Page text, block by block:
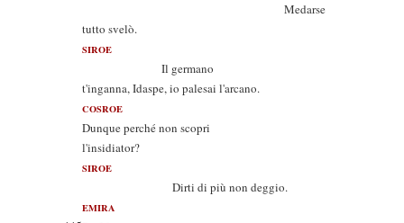
Medarse
tutto svelò.
SIROE
Il germano
t'inganna, Idaspe, io palesai l'arcano.
COSROE
Dunque perché non scopri
l'insidiator?
SIROE
Dirti di più non deggio.
EMIRA